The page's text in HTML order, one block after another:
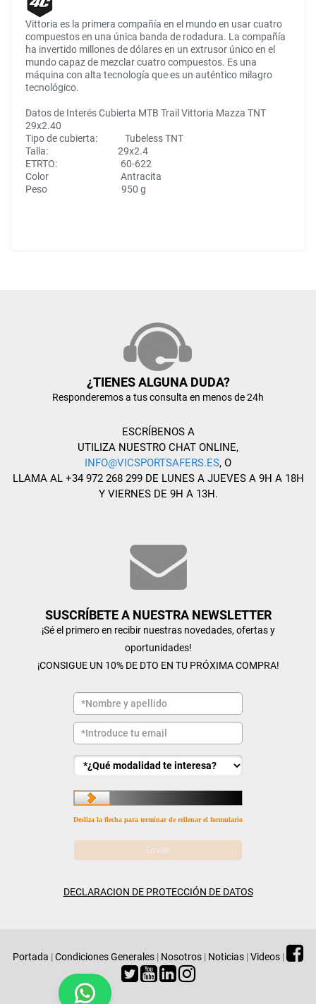
Vittoria es la primera compañía en el mundo en usar cuatro
compuestos en una única banda de rodadura. La compañía
ha invertido millones de dólares en un extrusor único en el
mundo capaz de mezclar cuatro compuestos. Es una
máquina con alta tecnología que es un auténtico milagro
tecnológico.
Datos de Interés Cubierta MTB Trail Vittoria Mazza TNT
29x2.40
Tipo de cubierta: Tubeless TNT
Talla: 29x2.4
ETRTO: 60-622
Color Antracita
Peso 950 g
¿TIENES ALGUNA DUDA?
Responderemos a tus consulta en menos de 24h
ESCRÍBENOS A
UTILIZA NUESTRO CHAT ONLINE,
INFO@VICSPORTSAFERS.ES, O
LLAMA AL +34 972 268 299 DE LUNES A JUEVES A 9H A 18H
Y VIERNES DE 9H A 13H.
SUSCRÍBETE A NUESTRA NEWSLETTER
¡Sé el primero en recibir nuestras novedades, ofertas y
oportunidades!
¡CONSIGUE UN 10% DE DTO EN TU PRÓXIMA COMPRA!
Desliza la flecha para terminar de rellenar el formulario
DECLARACION DE PROTECCIÓN DE DATOS
Portada |Condiciones Generales | Nosotros | Noticias |Videos |